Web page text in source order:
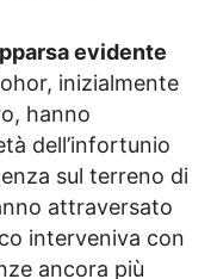
evidente
inizialmente
hanno
dell’infortunio
sul terreno di
attraversato
interveniva con
ancora più